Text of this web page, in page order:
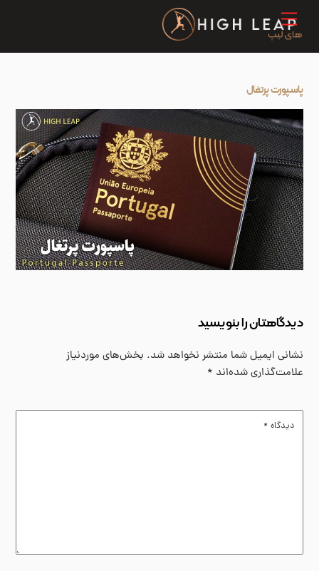
content
Menu
پاسپورت پرتغال
دیدگاهتان را بنویسید
نشانی ایمیل شما منتشر نخواهد شد. بخش‌های موردنیاز
علامت‌گذاری شده‌اند *
دیدگاه *